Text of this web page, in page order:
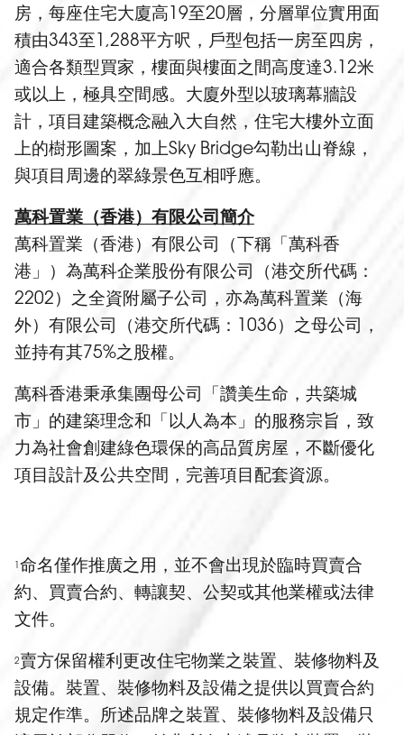
房，每座住宅大廈高19至20層，分層單位實用面
積由343至1,288平方呎，戶型包括一房至四房，
適合各類型買家，樓面與樓面之間高度達3.12米
或以上，極具空間感。大廈外型以玻璃幕牆設
計，項目建築概念融入大自然，住宅大樓外立面
上的樹形圖案，加上Sky Bridge勾勒出山脊線，
與項目周邊的翠綠景色互相呼應。
萬科置業（香港）有限公司簡介
萬科置業（香港）有限公司（下稱「萬科香
港」）為萬科企業股份有限公司（港交所代碼：
2202）之全資附屬子公司，亦為萬科置業（海
外）有限公司（港交所代碼：1036）之母公司，
並持有其75%之股權。
萬科香港秉承集團母公司「讚美生命，共築城
市」的建築理念和「以人為本」的服務宗旨，致
力為社會創建綠色環保的高品質房屋，不斷優化
項目設計及公共空間，完善項目配套資源。
1 命名僅作推廣之用，並不會出現於臨時買賣合
約、買賣合約、轉讓契、公契或其他業權或法律
文件。
2賣方保留權利更改住宅物業之裝置、裝修物料及
設備。裝置、裝修物料及設備之提供以買賣合約
規定作準。所述品牌之裝置、裝修物料及設備只